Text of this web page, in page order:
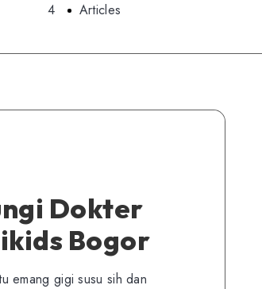
4 Articles
Dokter
Bogor
emang gigi susu sih dan